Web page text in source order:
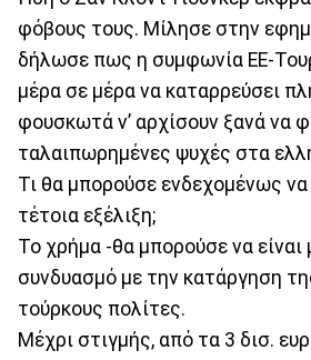
φόβους τους. Μίλησε στην
δήλωσε πως η συμφωνία ΕΕ-
μέρα σε μέρα να καταρρεύσει
φουσκωτά ν’ αρχίσουν ξανά να
ταλαιπωρημένες ψυχές στα
Τι θα μπορούσε ενδεχομένως να
τέτοια εξέλιξη;
Το χρήμα -θα μπορούσε να
συνδυασμό με την κατάργηση
τούρκους πολίτες.
Μέχρι στιγμής, από τα 3 δισ.